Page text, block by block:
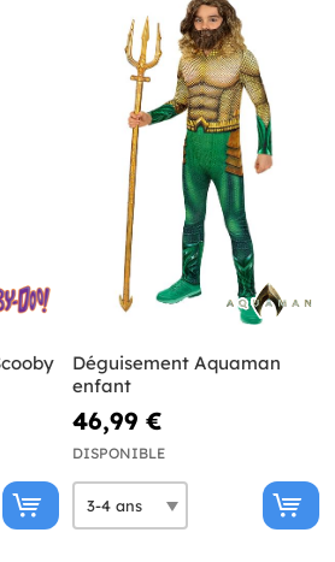
Déguisement Aquaman
enfant
46,99 €
DISPONIBLE